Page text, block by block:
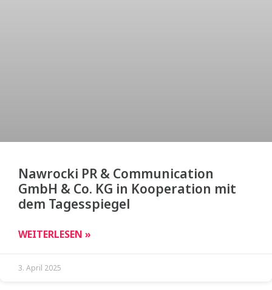
Nawrocki PR & Communication
GmbH & Co. KG in Kooperation mit
dem Tagesspiegel
WEITERLESEN »
3. April 2025